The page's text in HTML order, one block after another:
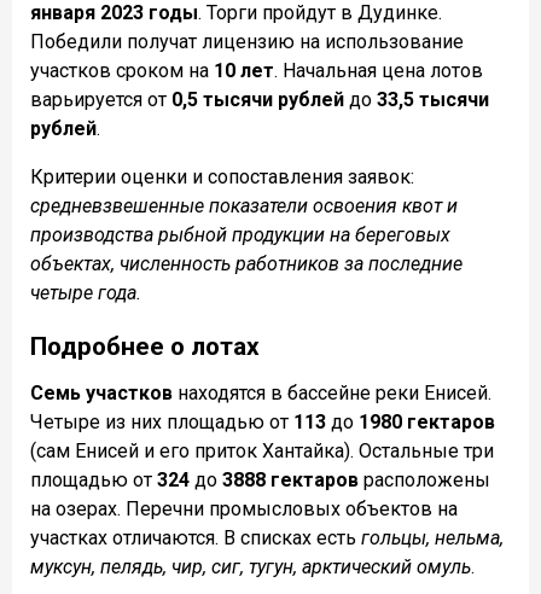
января 2023 годы. Торги пройдут в Дудинке.
Победили получат лицензию на использование
участков сроком на 10 лет. Начальная цена лотов
варьируется от 0,5 тысячи рублей до 33,5 тысячи
рублей.
Критерии оценки и сопоставления заявок:
средневзвешенные показатели освоения квот и
производства рыбной продукции на береговых
объектах, численность работников за последние
четыре года.
Подробнее о лотах
Семь участков находятся в бассейне реки Енисей.
Четыре из них площадью от 113 до 1980 гектаров
(сам Енисей и его приток Хантайка). Остальные три
площадью от 324 до 3888 гектаров расположены
на озерах. Перечни промысловых объектов на
участках отличаются. В списках есть гольцы, нельма,
муксун, пелядь, чир, сиг, тугун, арктический омуль.